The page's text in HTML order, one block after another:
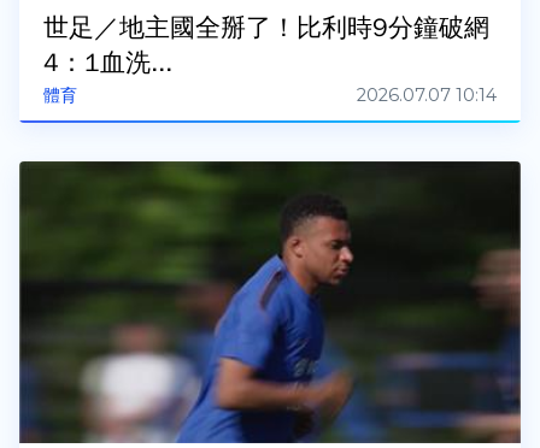
體育
世足／地主國全掰了！比利時9分鐘破網
4：1血洗...
2026.07.07 10:14